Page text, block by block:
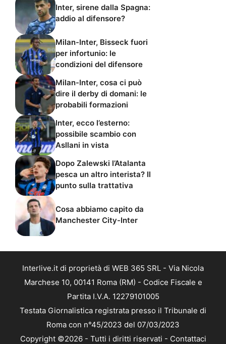
Inter, sirene dalla Spagna:
addio al difensore?
Milan-Inter, Bisseck fuori
per infortunio: le
condizioni del difensore
Milan-Inter, cosa ci può
dire il derby di domani: le
probabili formazioni
Inter, ecco l’esterno:
possibile scambio con
Asllani in vista
Dopo Zalewski l’Atalanta
pesca un altro interista? Il
punto sulla trattativa
Cosa abbiamo capito da
Manchester City-Inter
Interlive.it di proprietà di WEB 365 SRL - Via Nicola
Marchese 10, 00141 Roma (RM) - Codice Fiscale e
Partita I.V.A. 12279101005
Testata Giornalistica registrata presso il Tribunale di
Roma con n°45/2023 del 07/03/2023
Copyright ©2026 - Tutti i diritti riservati - Contattaci